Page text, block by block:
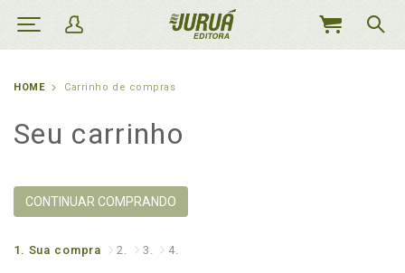
MEU
HOME Carrinho de compras
Seu carrinho
CONTINUAR COMPRANDO
1. Sua compra 2. 3. 4.